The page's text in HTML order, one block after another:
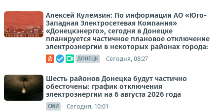
Алексей Кулемзин: По информации АО «Юго-
Западная Электросетевая Компания»
«Донецкэнерго», сегодня в Донецке
планируется частичное плановое отключение
электроэнергии в некоторых районах города:
ДОНЕЦК Сегодня, 08:27
Шесть районов Донецка будут частично
обесточены: график отключения
электроэнергии на 6 августа 2026 года
СМИ Сегодня, 10:01